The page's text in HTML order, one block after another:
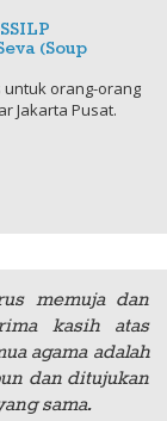
(Soup
orang-orang
Jakarta Pusat.
memuja dan
kasih atas
agama adalah
dan ditujukan
sama.